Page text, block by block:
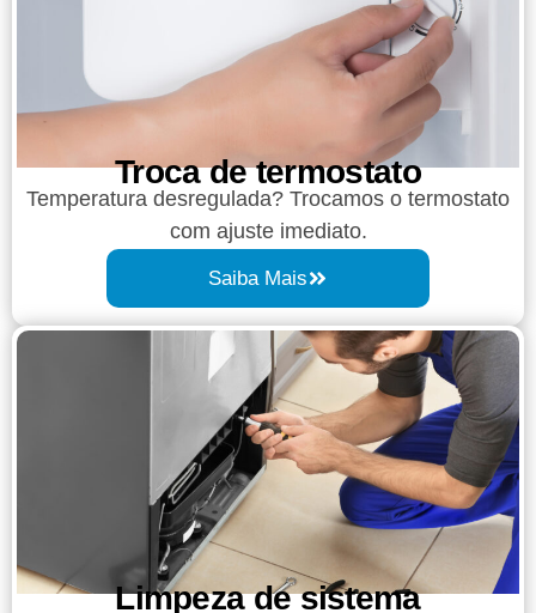
Troca de termostato
Temperatura desregulada? Trocamos o termostato
com ajuste imediato.
Saiba Mais
Limpeza de sistema